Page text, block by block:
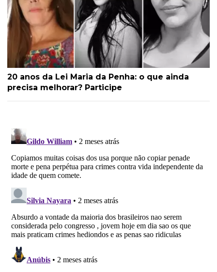
20 anos da Lei Maria da Penha: o que ainda
precisa melhorar? Participe